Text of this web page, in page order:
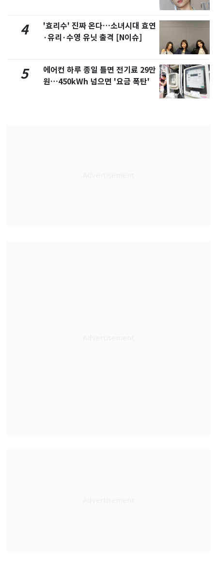
4
'효리수' 진짜 온다…소녀시대 효연
·유리·수영 유닛 출격 [N이슈]
5
에어컨 하루 종일 틀면 전기료 29만
원…450kWh 넘으면 '요금 폭탄'